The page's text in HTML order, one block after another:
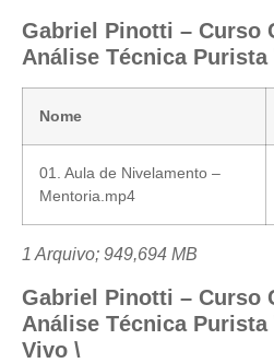
Gabriel Pinotti – Curso
Análise Técnica Purista
Nome
01. Aula de Nivelamento –
Mentoria.mp4
1 Arquivo; 949,694 MB
Gabriel Pinotti – Curso
Análise Técnica Purista
Vivo \